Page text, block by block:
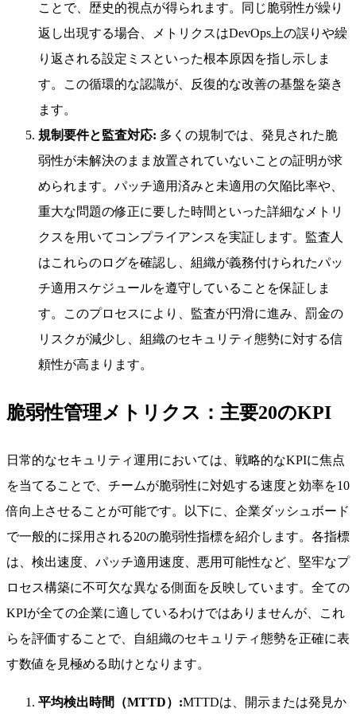
ことで、歴史的視点が得られます。同じ脆弱性が繰り
返し出現する場合、メトリクスはDevOps上の誤りや繰
り返される設定ミスといった根本原因を指し示しま
す。この循環的な認識が、反復的な改善の基盤を築き
ます。
規制要件と監査対応: 多くの規制では、発見された脆
弱性が未解決のまま放置されていないことの証明が求
められます。パッチ適用済みと未適用の欠陥比率や、
重大な問題の修正に要した時間といった詳細なメトリ
クスを用いてコンプライアンスを実証します。監査人
はこれらのログを確認し、組織が義務付けられたパッ
チ適用スケジュールを遵守していることを保証しま
す。このプロセスにより、監査が円滑に進み、罰金の
リスクが減少し、組織のセキュリティ態勢に対する信
頼性が高まります。
脆弱性管理メトリクス：主要20のKPI
日常的なセキュリティ運用においては、戦略的なKPIに焦点
を当てることで、チームが脆弱性に対処する速度と効率を10
倍向上させることが可能です。以下に、企業ダッシュボード
で一般的に採用される20の脆弱性指標を紹介します。各指標
は、検出速度、パッチ適用速度、悪用可能性など、堅牢なプ
ロセス構築に不可欠な異なる側面を反映しています。全ての
KPIが全ての企業に適しているわけではありませんが、これ
らを評価することで、自組織のセキュリティ態勢を正確に表
す数値を見極める助けとなります。
平均検出時間（MTTD）:MTTDは、開示または発見か